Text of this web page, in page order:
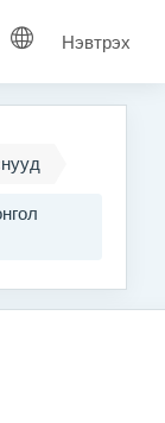
Нэвтрэх